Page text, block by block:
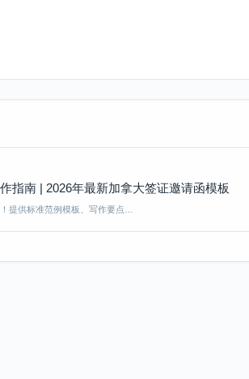
指南 | 2026年最新加拿大签证邀请函模板
提供标准范例模板、写作要点…